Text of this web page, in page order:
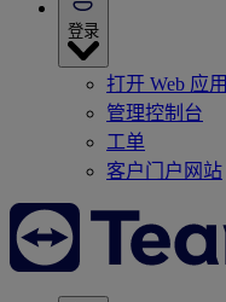
登录
打开 Web 应用
管理控制台
工单
客户门户网站